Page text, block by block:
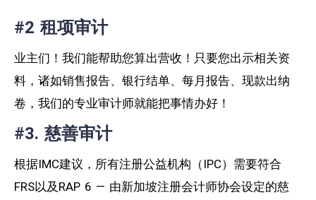
#2 租项审计
业主们！我们能帮助您算出营收！只要您出示相关资
料，诸如销售报告、银行结单、每月报告、现款出纳
卷，我们的专业审计师就能把事情办好！
#3. 慈善审计
根据IMC建议，所有注册公益机构（IPC）需要符合
FRS以及RAP 6 — 由新加坡注册会计师协会设定的慈